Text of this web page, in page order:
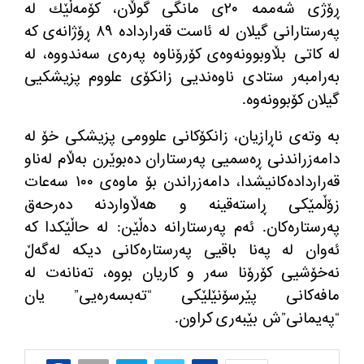
ڕۆژی شه‌ممه‌ ٢٠ی مانگی گوڵان، كۆمه‌ڵێك له‌
په‌رستارانی گیلان له‌ ئاست قه‌رارداده‌ ٨٩ ڕۆژانه‌ی كه‌
له كاتی بڵاوبوونه‌وه‌ی كۆرۆناوه‌ په‌ره‌ی سه‌ندووه‌، له‌
به‌رامبه‌ر ستادی ناوه‌ندیی زانكۆی علووم پزیشكیی
گیلان كۆبوونه‌وه‌.
به‌ وته‌ی ناڕازیان، زانكۆكانی علوومی پزیشكی خۆ له‌
دامه‌زراندنی ڕه‌سمیی په‌رستاران ده‌بوێرن به‌ڵام له‌ناو
قه‌رارداده‌كانیشدا، دامه‌زراندن بۆ ماوه‌ی ١٠٠ سه‌عات
زۆڵمێكی ڕاسته‌قینه‌ و هه‌ڵاواردنه‌ ده‌رحه‌ق
په‌رستاره‌كان. ئه‌م په‌رستارانه‌ ده‌ڵێن: له‌ حاڵێكدا كه‌
ئه‌وان له‌ په‌نا باقیی په‌رستاره‌كانی دیكه‌ له‌گه‌ڵ
نه‌خۆشیی كۆرۆنا سه‌ر و كاریان بووه، ته‌نانه‌ت له‌
مافه‌كانی پێرسۆنێلێكی “ته‌بسه‌ره‌یی” یان
“په‌یمانی”ش بێبه‌ری كراون.